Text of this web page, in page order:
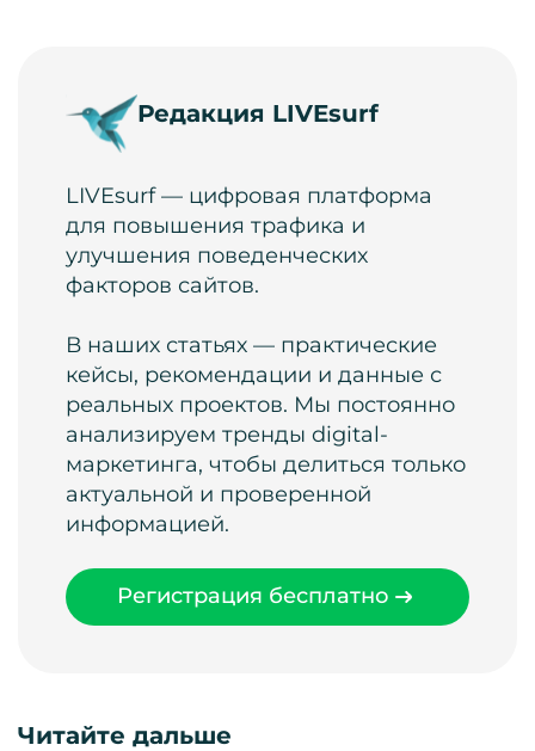
Редакция LIVEsurf
LIVEsurf — цифровая платформа
для повышения трафика и
улучшения поведенческих
факторов сайтов.
В наших статьях — практические
кейсы, рекомендации и данные с
реальных проектов. Мы постоянно
анализируем тренды digital-
маркетинга, чтобы делиться только
актуальной и проверенной
информацией.
Регистрация бесплатно
Читайте дальше